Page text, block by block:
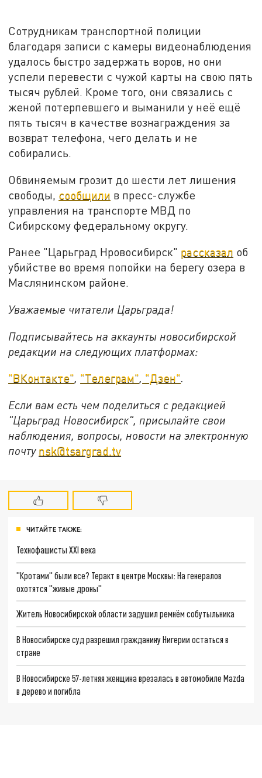
Сотрудникам транспортной полиции
благодаря записи с камеры видеонаблюдения
удалось быстро задержать воров, но они
успели перевести с чужой карты на свою пять
тысяч рублей. Кроме того, они связались с
женой потерпевшего и выманили у неё ещё
пять тысяч в качестве вознаграждения за
возврат телефона, чего делать и не
собирались.
Обвиняемым грозит до шести лет лишения
свободы, сообщили в пресс-службе
управления на транспорте МВД по
Сибирскому федеральному округу.
Ранее "Царьград Нровосибирск" рассказал об
убийстве во время попойки на берегу озера в
Маслянинском районе.
Уважаемые читатели Царьграда!
Подписывайтесь на аккаунты новосибирской
редакции на следующих платформах:
"ВКонтакте", "Телеграм", "Дзен".
Если вам есть чем поделиться с редакцией
"Царьград Новосибирск", присылайте свои
наблюдения, вопросы, новости на электронную
почту nsk@tsargrad.tv
ЧИТАЙТЕ ТАКЖЕ:
Технофашисты XXI века
"Кротами" были все? Теракт в центре Москвы: На генералов
охотятся "живые дроны"
Житель Новосибирской области задушил ремнём собутыльника
В Новосибирске суд разрешил гражданину Нигерии остаться в
стране
В Новосибирске 57-летняя женщина врезалась в автомобиле Mazda
в дерево и погибла